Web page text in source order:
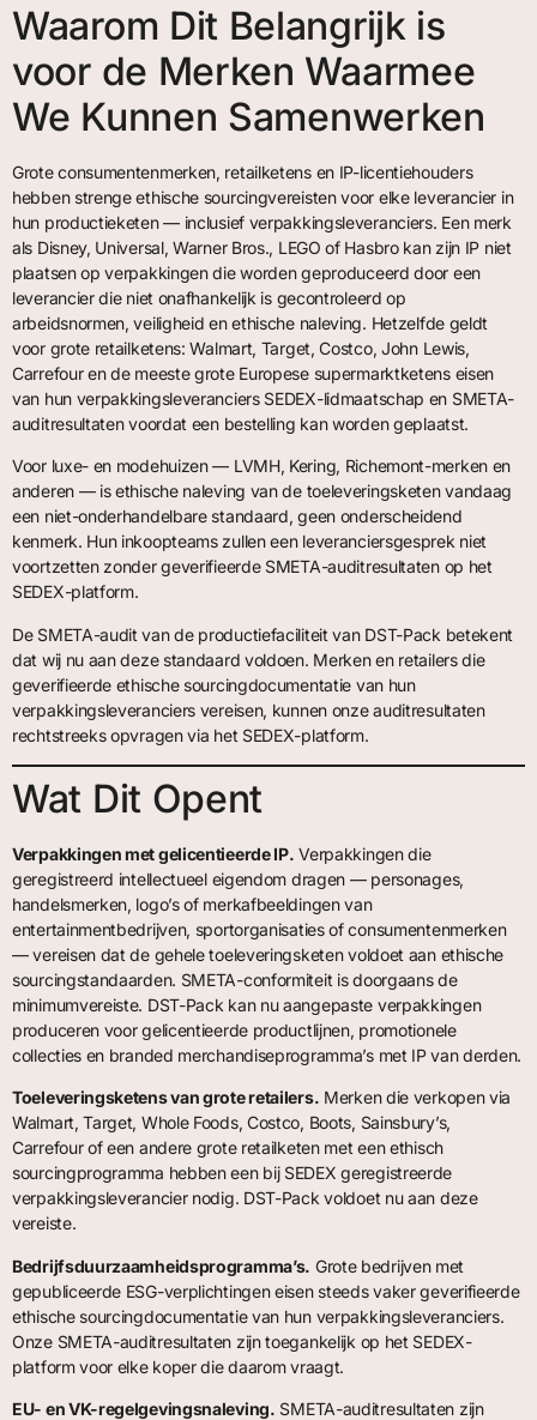
Waarom Dit Belangrijk is
voor de Merken Waarmee
We Kunnen Samenwerken
Grote consumentenmerken, retailketens en IP-licentiehouders
hebben strenge ethische sourcingvereisten voor elke leverancier in
hun productieketen — inclusief verpakkingsleveranciers. Een merk
als Disney, Universal, Warner Bros., LEGO of Hasbro kan zijn IP niet
plaatsen op verpakkingen die worden geproduceerd door een
leverancier die niet onafhankelijk is gecontroleerd op
arbeidsnormen, veiligheid en ethische naleving. Hetzelfde geldt
voor grote retailketens: Walmart, Target, Costco, John Lewis,
Carrefour en de meeste grote Europese supermarktketens eisen
van hun verpakkingsleveranciers SEDEX-lidmaatschap en SMETA-
auditresultaten voordat een bestelling kan worden geplaatst.
Voor luxe- en modehuizen — LVMH, Kering, Richemont-merken en
anderen — is ethische naleving van de toeleveringsketen vandaag
een niet-onderhandelbare standaard, geen onderscheidend
kenmerk. Hun inkoopteams zullen een leveranciersgesprek niet
voortzetten zonder geverifieerde SMETA-auditresultaten op het
SEDEX-platform.
De SMETA-audit van de productiefaciliteit van DST-Pack betekent
dat wij nu aan deze standaard voldoen. Merken en retailers die
geverifieerde ethische sourcingdocumentatie van hun
verpakkingsleveranciers vereisen, kunnen onze auditresultaten
rechtstreeks opvragen via het SEDEX-platform.
Wat Dit Opent
Verpakkingen met gelicentieerde IP. Verpakkingen die
geregistreerd intellectueel eigendom dragen — personages,
handelsmerken, logo’s of merkafbeeldingen van
entertainmentbedrijven, sportorganisaties of consumentenmerken
— vereisen dat de gehele toeleveringsketen voldoet aan ethische
sourcingstandaarden. SMETA-conformiteit is doorgaans de
minimumvereiste. DST-Pack kan nu aangepaste verpakkingen
produceren voor gelicentieerde productlijnen, promotionele
collecties en branded merchandiseprogramma’s met IP van derden.
Toeleveringsketens van grote retailers. Merken die verkopen via
Walmart, Target, Whole Foods, Costco, Boots, Sainsbury’s,
Carrefour of een andere grote retailketen met een ethisch
sourcingprogramma hebben een bij SEDEX geregistreerde
verpakkingsleverancier nodig. DST-Pack voldoet nu aan deze
vereiste.
Bedrijfsduurzaamheidsprogramma’s. Grote bedrijven met
gepubliceerde ESG-verplichtingen eisen steeds vaker geverifieerde
ethische sourcingdocumentatie van hun verpakkingsleveranciers.
Onze SMETA-auditresultaten zijn toegankelijk op het SEDEX-
platform voor elke koper die daarom vraagt.
EU- en VK-regelgevingsnaleving. SMETA-auditresultaten zijn